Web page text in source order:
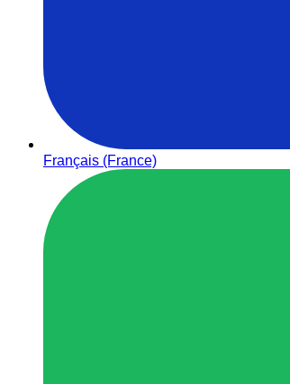
Français (France)